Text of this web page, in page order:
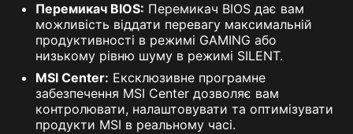
Перемикач BIOS: Перемикач BIOS дає вам
можливість віддати перевагу максимальній
продуктивності в режимі GAMING або
низькому рівню шуму в режимі SILENT.
MSI Center: Ексклюзивне програмне
забезпечення MSI Center дозволяє вам
контролювати, налаштовувати та оптимізувати
продукти MSI в реальному часі.